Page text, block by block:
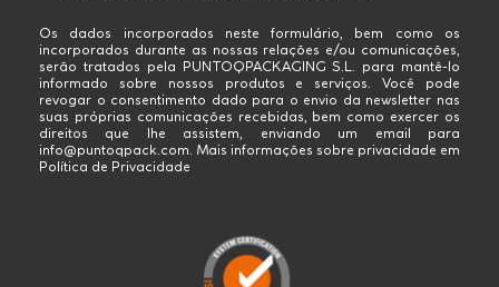
Os dados incorporados neste formulário, bem como os
incorporados durante as nossas relações e/ou comunicações,
serão tratados pela PUNTOQPACKAGING S.L. para mantê-lo
informado sobre nossos produtos e serviços. Você pode
revogar o consentimento dado para o envio da newsletter nas
suas próprias comunicações recebidas, bem como exercer os
direitos que lhe assistem, enviando um email para
info@puntoqpack.com. Mais informações sobre privacidade em
Política de Privacidade